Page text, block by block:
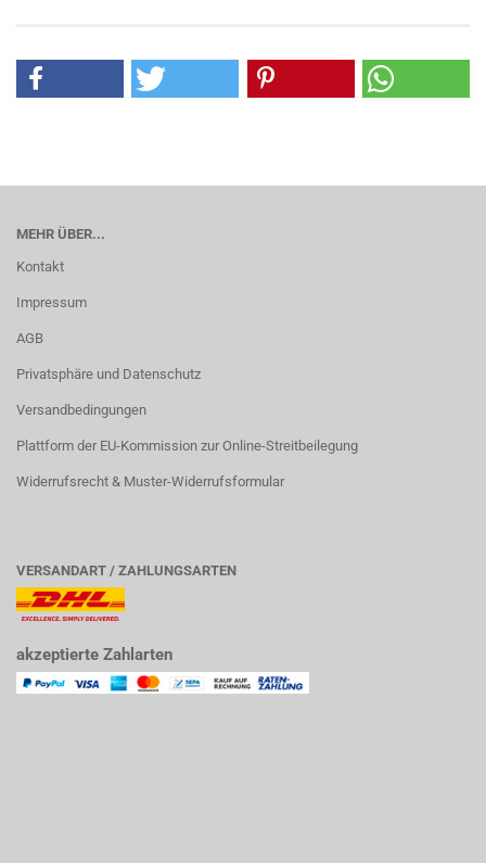
MEHR ÜBER...
Kontakt
Impressum
AGB
Privatsphäre und Datenschutz
Versandbedingungen
Plattform der EU-Kommission zur Online-Streitbeilegung
Widerrufsrecht & Muster-Widerrufsformular
VERSANDART / ZAHLUNGSARTEN
akzeptierte Zahlarten